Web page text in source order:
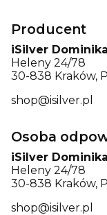
Producent
iSilver
Heleny 24/78
30-838 Kraków,
shop@isilver.pl
Osoba
iSilver
Heleny 24/78
30-838 Kraków,
shop@isilver.pl